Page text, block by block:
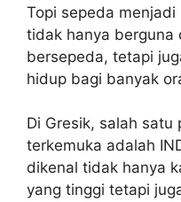
Topi sepeda
tidak hanya berguna
bersepeda, tetapi
hidup bagi banyak
Di Gresik, salah
terkemuka adalah
dikenal tidak hanya
yang tinggi tetapi